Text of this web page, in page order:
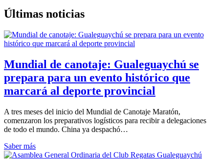
Últimas noticias
Mundial de canotaje: Gualeguaychú se
prepara para un evento histórico que
marcará al deporte provincial
A tres meses del inicio del Mundial de Canotaje Maratón,
comenzaron los preparativos logísticos para recibir a delegaciones
de todo el mundo. China ya despachó…
Saber más